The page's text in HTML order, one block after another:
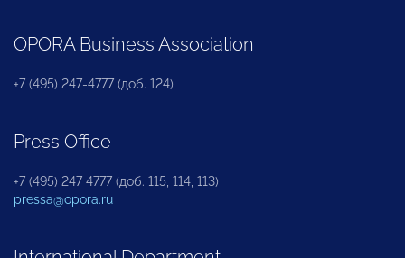
OPORA Business Association
+7 (495) 247-4777 (доб. 124)
Press Office
+7 (495) 247 4777 (доб. 115, 114, 113)
pressa@opora.ru